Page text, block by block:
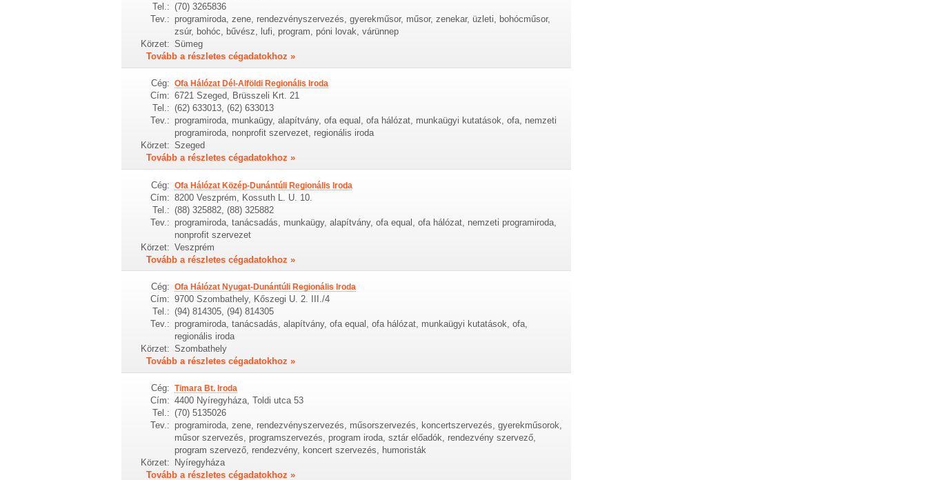
Tel.: (70) 3265836
Tev.: programiroda, zene, rendezvényszervezés, gyerekműsor, műsor, zenekar, üzleti, bohócműsor,
zsúr, bohóc, bűvész, lufi, program, póni lovak, várünnep
Körzet: Sümeg
Tovább a részletes cégadatokhoz »
Cég: Ofa Hálózat Dél-Alföldi Regionális Iroda
Cím: 6721 Szeged, Brüsszeli Krt. 21
Tel.: (62) 633013, (62) 633013
Tev.: programiroda, munkaügy, alapítvány, ofa equal, ofa hálózat, munkaügyi kutatások, ofa, nemzeti
programiroda, nonprofit szervezet, regionális iroda
Körzet: Szeged
Tovább a részletes cégadatokhoz »
Cég: Ofa Hálózat Közép-Dunántúli Regionális Iroda
Cím: 8200 Veszprém, Kossuth L. U. 10.
Tel.: (88) 325882, (88) 325882
Tev.: programiroda, tanácsadás, munkaügy, alapítvány, ofa equal, ofa hálózat, nemzeti programiroda,
nonprofit szervezet
Körzet: Veszprém
Tovább a részletes cégadatokhoz »
Cég: Ofa Hálózat Nyugat-Dunántúli Regionális Iroda
Cím: 9700 Szombathely, Kőszegi U. 2. III./4
Tel.: (94) 814305, (94) 814305
Tev.: programiroda, tanácsadás, alapítvány, ofa equal, ofa hálózat, munkaügyi kutatások, ofa,
regionális iroda
Körzet: Szombathely
Tovább a részletes cégadatokhoz »
Cég: Timara Bt. Iroda
Cím: 4400 Nyíregyháza, Toldi utca 53
Tel.: (70) 5135026
Tev.: programiroda, zene, rendezvényszervezés, műsorszervezés, koncertszervezés, gyerekműsorok,
műsor szervezés, programszervezés, program iroda, sztár előadók, rendezvény szervező,
program szervező, rendezvény, koncert szervezés, humoristák
Körzet:
Nyíregyháza
Tovább a részletes cégadatokhoz »